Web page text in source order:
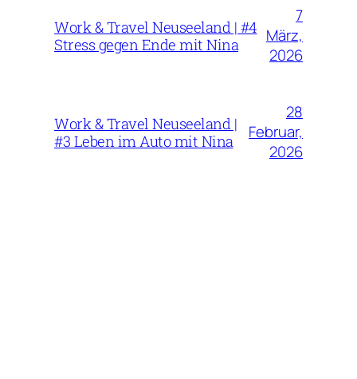
Work & Travel Neuseeland | #4
Stress gegen Ende mit Nina
7
März,
2026
Work & Travel Neuseeland |
#3 Leben im Auto mit Nina
28
Februar,
2026